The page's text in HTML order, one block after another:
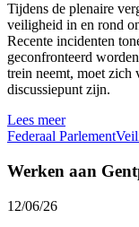
Tijdens de plenaire
veiligheid in en rond
Recente incidenten
geconfronteerd
trein neemt, moet zich
discussiepunt zijn.
Lees meer
Federaal Parlement
Werken aan
12/06/26